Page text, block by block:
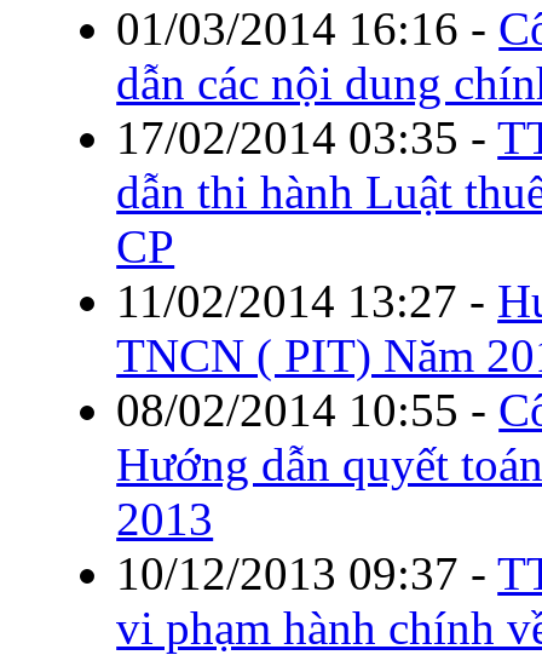
01/03/2014 16:16 -
dẫn các nội dung
17/02/2014 03:35 -
dẫn thi hành Luật
CP
11/02/2014 13:27 -
TNCN ( PIT) Năm
08/02/2014 10:55 -
Hướng dẫn quyết
2013
10/12/2013 09:37 -
vi phạm hành chính